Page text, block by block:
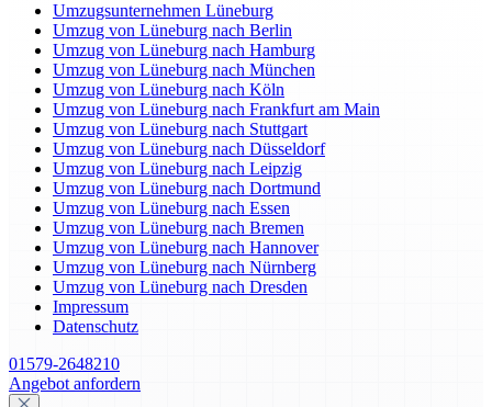
Umzugsunternehmen Lüneburg
Umzug von Lüneburg nach Berlin
Umzug von Lüneburg nach Hamburg
Umzug von Lüneburg nach München
Umzug von Lüneburg nach Köln
Umzug von Lüneburg nach Frankfurt am Main
Umzug von Lüneburg nach Stuttgart
Umzug von Lüneburg nach Düsseldorf
Umzug von Lüneburg nach Leipzig
Umzug von Lüneburg nach Dortmund
Umzug von Lüneburg nach Essen
Umzug von Lüneburg nach Bremen
Umzug von Lüneburg nach Hannover
Umzug von Lüneburg nach Nürnberg
Umzug von Lüneburg nach Dresden
Impressum
Datenschutz
01579-2648210
Angebot anfordern